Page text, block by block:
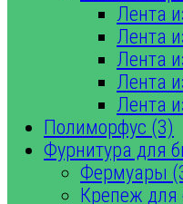
Лента
Лента
Лента
Лента
Лента
Полиморфус (3)
Фурнитура для
Фермуары
Крепеж для